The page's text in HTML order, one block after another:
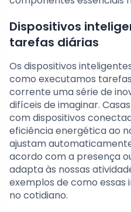
Dispositivos
tarefas diárias
Os dispositivos
como executamos
corrente uma série de
difíceis de imaginar.
com dispositivos
eficiência energética ao
ajustam
acordo com a presença
adapta às nossas
exemplos de como essas
no cotidiano.